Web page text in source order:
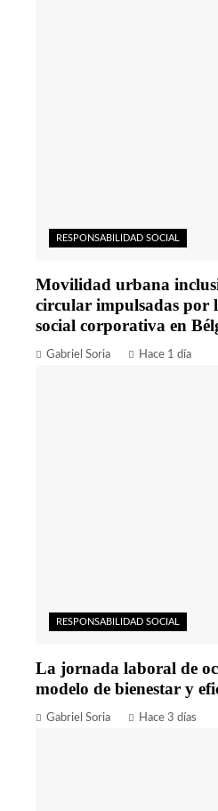
RESPONSABILIDAD SOCIAL
Movilidad urbana
circular impulsadas por
social corporativa en
Gabriel Soria Hace 1 día
RESPONSABILIDAD SOCIAL
La jornada laboral de
modelo de bienestar y
Gabriel Soria Hace 3 días